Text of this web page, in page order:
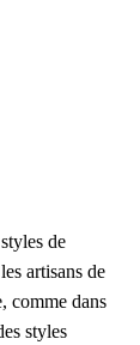
de
artisans de
comme dans
styles